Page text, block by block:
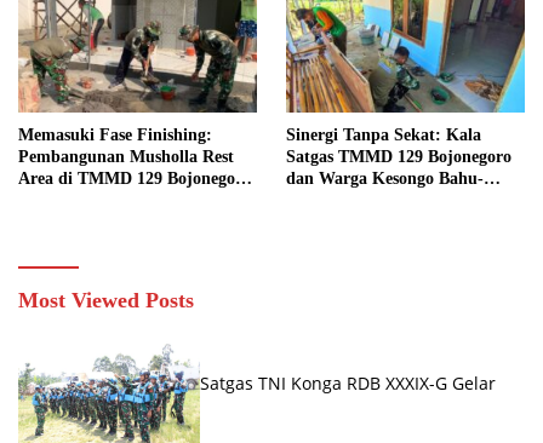
Memasuki Fase Finishing:
Pembangunan Musholla Rest
Area di TMMD 129 Bojonegoro
Sinergi Tanpa Sekat: Kala
Satgas TMMD 129 Bojonegoro
dan Warga Kesongo Bahu-
Most Viewed Posts
Satgas TNI Konga RDB XXXIX-G Gelar